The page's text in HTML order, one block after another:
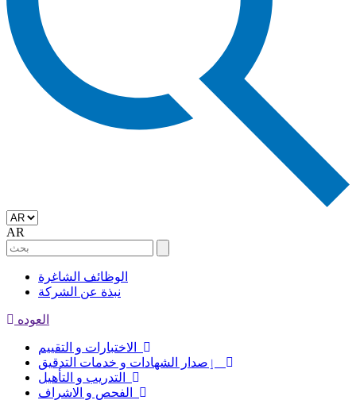
AR
الوظائف الشاغرة
نبذة عن الشركة
العوده